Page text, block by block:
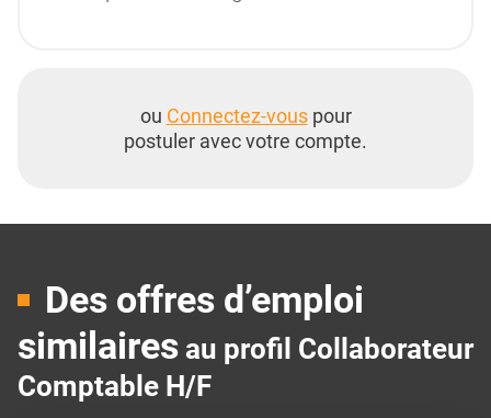
ou Connectez-vouspour
postuler avec votre compte.
Des offres d’emploi
similaires au profil Collaborateur
Comptable H/F